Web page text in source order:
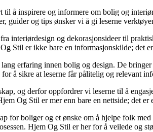
å inspirere og informere om bolig og
guider og tips ønsker vi å gi leserne
interiørdesign og dekorasjonsideer til
Stil er ikke bare en informasjonskilde; det
erfaring innen bolig og design. De
å sikre at leserne får pålitelig og relevant
og derfor oppfordrer vi leserne til å
Og Stil er mer enn bare en nettside; det er
for boliger og et ønske om å hjelpe folk
Hjem Og Stil er her for å veilede og